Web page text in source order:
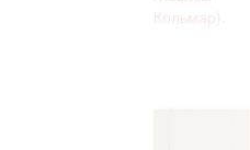
Кольмар).